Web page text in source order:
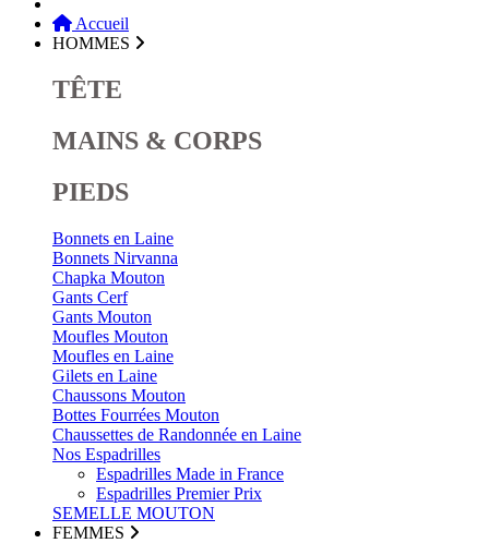
Accueil
HOMMES
TÊTE
MAINS & CORPS
PIEDS
Bonnets en Laine
Bonnets Nirvanna
Chapka Mouton
Gants Cerf
Gants Mouton
Moufles Mouton
Moufles en Laine
Gilets en Laine
Chaussons Mouton
Bottes Fourrées Mouton
Chaussettes de Randonnée en Laine
Nos Espadrilles
Espadrilles Made in France
Espadrilles Premier Prix
SEMELLE MOUTON
FEMMES